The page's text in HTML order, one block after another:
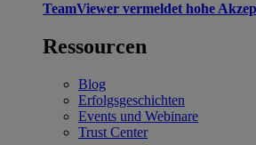
TeamViewer vermeldet hohe
Ressourcen
Blog
Erfolgsgeschichten
Events und Webinare
Trust Center